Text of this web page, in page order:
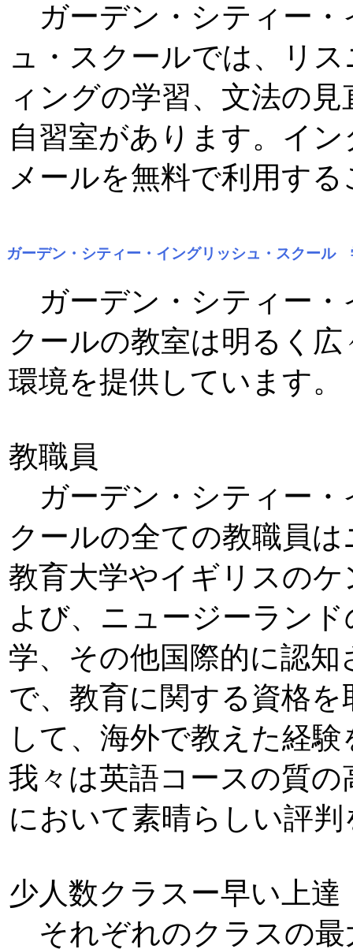
ガーデン・シティー・
ュ・スクールでは、リ
ィングの学習、文法の
自習室があります。イ
メールを無料で利用す
ガーデン・シティー・イングリッシュ・スクール
ガーデン・シティー・
クールの教室は明るく
環境を提供しています。
教職員
ガーデン・シティー・
クールの全ての教職員
教育大学やイギリスの
よび、ニュージーラン
学、その他国際的に認
で、教育に関する資格
して、海外で教えた経
我々は英語コースの質
において素晴らしい評
少人数クラスー早い上達
それぞれのクラスの最